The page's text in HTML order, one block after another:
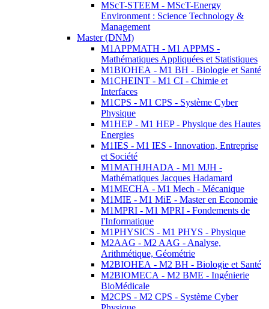
MScT-STEEM - MScT-Energy
Environment : Science Technology &
Management
Master (DNM)
M1APPMATH - M1 APPMS -
Mathématiques Appliquées et Statistiques
M1BIOHEA - M1 BH - Biologie et Santé
M1CHEINT - M1 CI - Chimie et
Interfaces
M1CPS - M1 CPS - Système Cyber
Physique
M1HEP - M1 HEP - Physique des Hautes
Energies
M1IES - M1 IES - Innovation, Entreprise
et Société
M1MATHJHADA - M1 MJH -
Mathématiques Jacques Hadamard
M1MECHA - M1 Mech - Mécanique
M1MIE - M1 MiE - Master en Economie
M1MPRI - M1 MPRI - Fondements de
l'Informatique
M1PHYSICS - M1 PHYS - Physique
M2AAG - M2 AAG - Analyse,
Arithmétique, Géométrie
M2BIOHEA - M2 BH - Biologie et Santé
M2BIOMECA - M2 BME - Ingénierie
BioMédicale
M2CPS - M2 CPS - Système Cyber